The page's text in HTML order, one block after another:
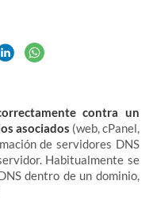
contra un
asociados (web, cPanel,
de servidores DNS
Habitualmente se
dentro de un dominio,